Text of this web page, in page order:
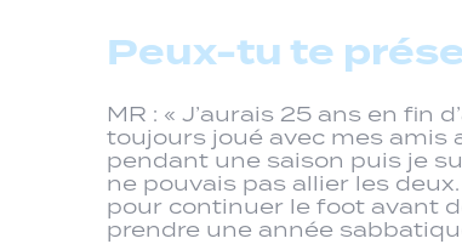
Peux-tu te
MR : « J’aurais 25 ans en fin
toujours joué avec mes amis
pendant une saison puis je
ne pouvais pas allier les
pour continuer le foot avant
prendre une année